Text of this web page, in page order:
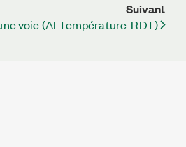
Suivant
voie (AI-Température-RDT)